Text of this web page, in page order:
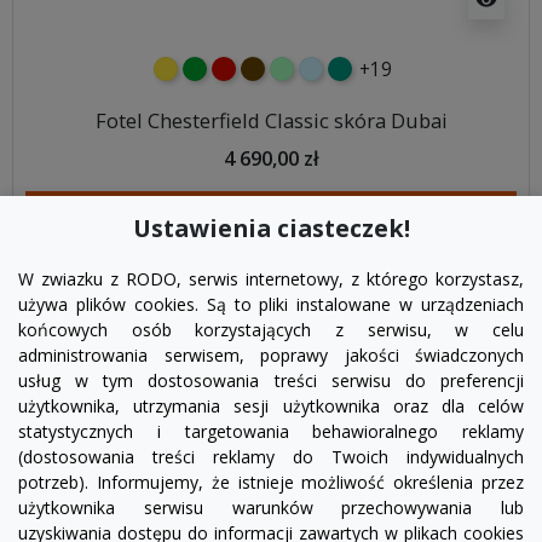
żółtyzielonyczerwony
czekoladowy
miętowybłękitny
turkusowy
+19
Fotel Chesterfield Classic skóra Dubai
4 690,00 zł
FacebookYouTubePinterest
Ustawienia ciasteczek!
W zwiazku z RODO, serwis internetowy, z którego korzystasz,
używa plików cookies. Są to pliki instalowane w urządzeniach
końcowych osób korzystających z serwisu, w celu
administrowania serwisem, poprawy jakości świadczonych
usług w tym dostosowania treści serwisu do preferencji
użytkownika, utrzymania sesji użytkownika oraz dla celów
statystycznych i targetowania behawioralnego reklamy
(dostosowania treści reklamy do Twoich indywidualnych
potrzeb). Informujemy, że istnieje możliwość określenia przez
użytkownika serwisu warunków przechowywania lub
uzyskiwania dostępu do informacji zawartych w plikach cookies